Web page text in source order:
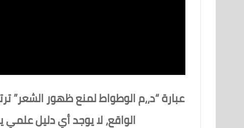
عبارة “د،،م الوطواط لمنع ظهور
الواقع، لا يوجد أي دليل